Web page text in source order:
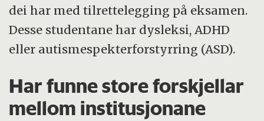
dei har med tilrettelegging på eksamen.
Desse studentane har dysleksi, ADHD
eller autismespekterforstyrring (ASD).
Har funne store forskjellar
mellom institusjonane